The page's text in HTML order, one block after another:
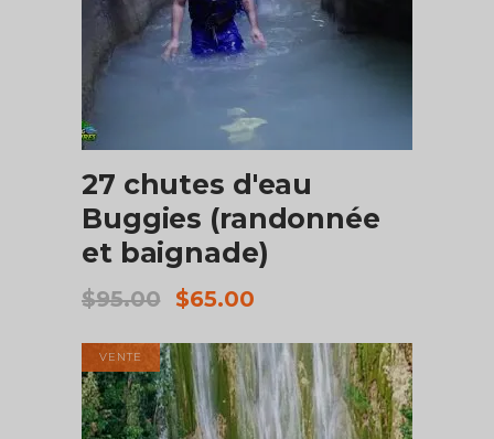
AJOUTER AU PANIER
27 chutes d'eau
Buggies (randonnée
et baignade)
$95.00
Le
initial
était :
$95.00.
$65.00Le
actuel
est :
$65.00.
VENTE